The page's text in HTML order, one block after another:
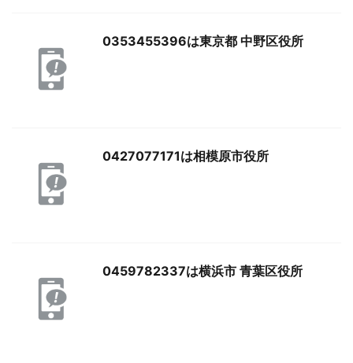
0353455396は東京都 中野区役所
0427077171は相模原市役所
0459782337は横浜市 青葉区役所